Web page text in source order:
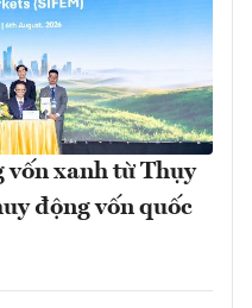
vốn xanh từ Thụy
động vốn quốc